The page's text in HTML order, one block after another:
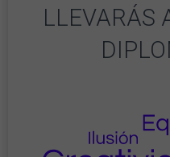
LLEVARÁS